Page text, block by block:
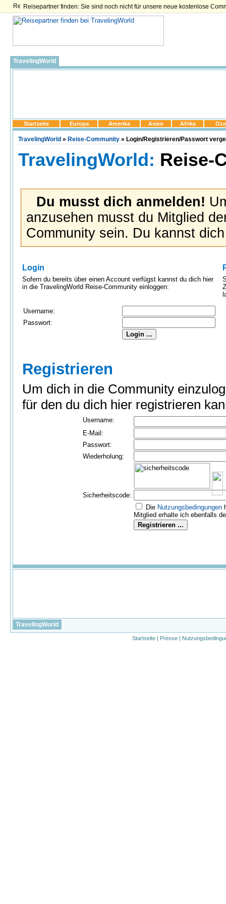
Reisepartner finden: Sie sind noch nicht für unsere neue kostenlose
TravelingWorld
Startseite Europa Amerika Asien Afrika
TravelingWorld » Reise-Community » Login/Registrieren/Passwort
TravelingWorld: Reise-
Du musst dich anmelden!
anzusehen musst du Mitglied
Community sein. Du kannst
Login
Sofern du bereits über einen Account verfügst kannst du dich hier
in die TravelingWorld Reise-Community einloggen:
Username:
Passwort:
Registrieren
Um dich in die Community
für den du dich hier registrieren
Username:
E-Mail:
Passwort:
Wiederholung:
Sicherheitscode:
Die Nutzungs­bedingungen
Mitglied erhalte ich ebenfalls
TravelingWorld
Startseite | Presse |